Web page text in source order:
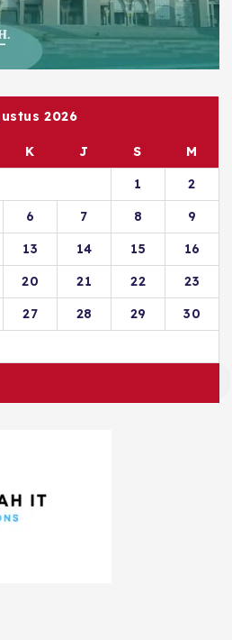
2026
K J S
M
1
2
6 7 8
9
13 14 15
16
20 21 22
23
27 28 29
30